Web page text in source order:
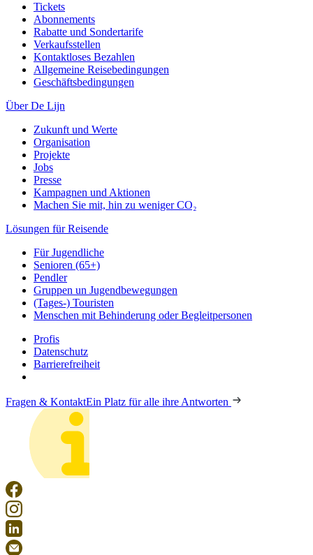
Tickets
Abonnements
Rabatte und Sondertarife
Verkaufsstellen
Kontaktloses Bezahlen
Allgemeine Reisebedingungen
Geschäftsbedingungen
Über De Lijn
Zukunft und Werte
Organisation
Projekte
Jobs
Presse
Kampagnen und Aktionen
Machen Sie mit, hin zu weniger CO₂
Lösungen für Reisende
Für Jugendliche
Senioren (65+)
Pendler
Gruppen un Jugendbewegungen
(Tages-) Touristen
Menschen mit Behinderung oder Begleitpersonen
Profis
Datenschutz
Barrierefreiheit
Fragen & KontaktEin Platz für alle ihre Antworten